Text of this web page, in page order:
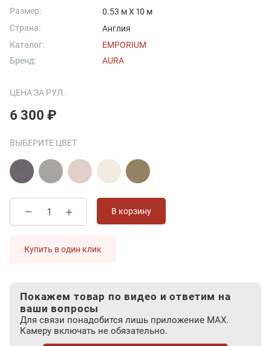
Размер:
0.53 м X 10 м
Страна:
Англия
Каталог:
EMPORIUM
Бренд:
AURA
ЦЕНА ЗА РУЛ.
6 300 ₽
ВЫБЕРИТЕ ЦВЕТ
В корзину
Купить в один клик
Покажем товар по видео и ответим на
ваши вопросы
Для связи понадобится лишь приложение MAX.
Камеру включать не обязательно.